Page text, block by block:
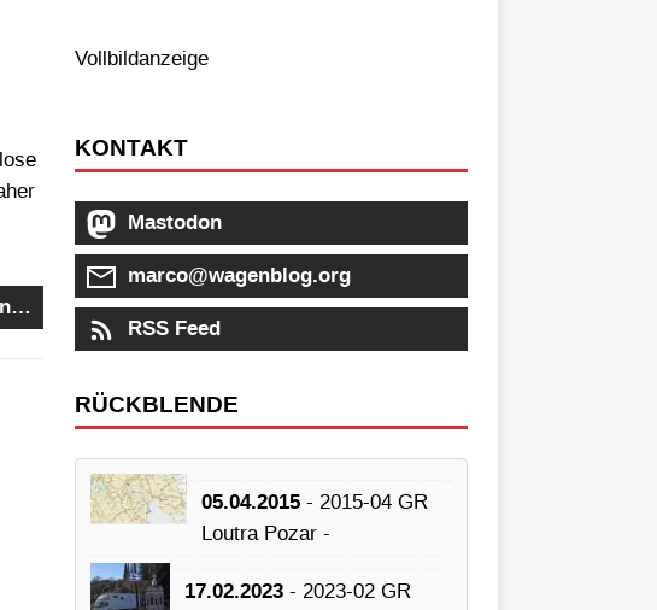
Vollbildanzeige
KONTAKT
Mastodon
marco@wagenblog.org
RSS Feed
RÜCKBLENDE
05.04.2015- 2015-04 GR
Loutra Pozar -
17.02.2023- 2023-02 GR